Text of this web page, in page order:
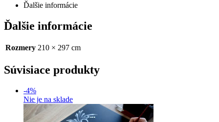
Ďalšie informácie
Ďalšie informácie
Rozmery 210 × 297 cm
Súvisiace produkty
-4%
Nie je na sklade